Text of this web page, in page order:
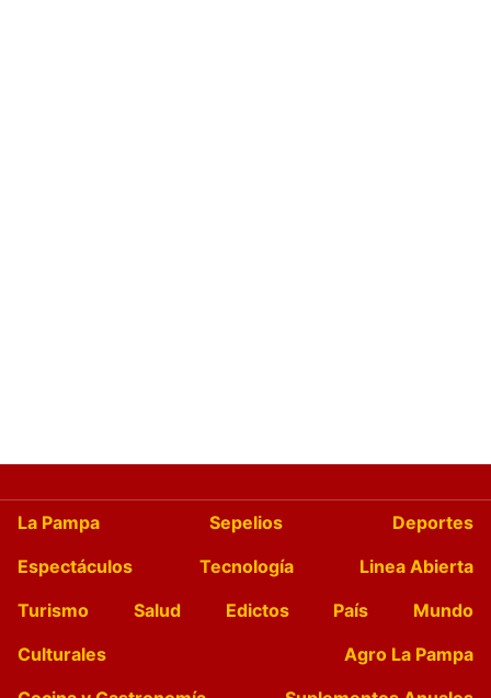
La Pampa Sepelios
Deportes
Espectáculos
Tecnología
Linea Abierta
Turismo
Salud Edictos País
Mundo
Culturales
Agro La Pampa